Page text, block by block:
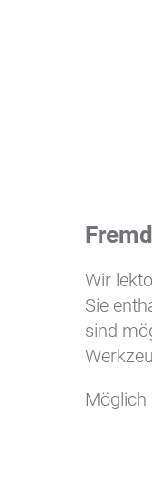
Wir
Sie
sind
Möglich